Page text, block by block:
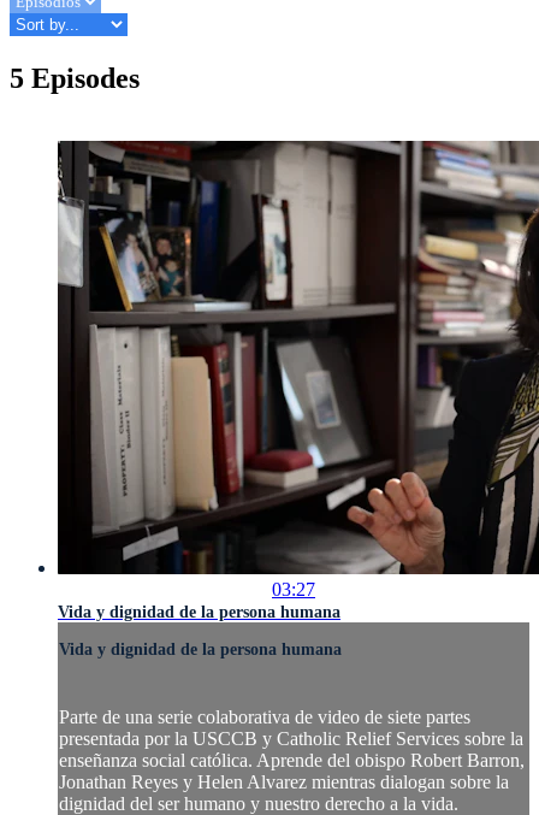
5 Episodes
03:27
Vida y dignidad de la persona humana
Vida y dignidad de la persona humana
Parte de una serie colaborativa de video de siete partes
presentada por la USCCB y Catholic Relief Services sobre la
enseñanza social católica. Aprende del obispo Robert Barron,
Jonathan Reyes y Helen Alvarez mientras dialogan sobre la
dignidad del ser humano y nuestro derecho a la vida.